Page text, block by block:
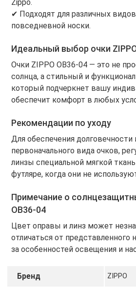
Zippo.
✔ Подходят для различных
повседневной носки.
Идеальный выбор очки
Очки ZIPPO OB36-04 — это не
солнца, а стильный и
который подчеркнет вашу
обеспечит комфорт в любых
Рекомендации по уходу
Для обеспечения долговечности
первоначального вида очков,
линзы специальной мягкой
футляре, когда они не
Примечание о
OB36-04
Цвет оправы и линз может
отличаться от представленного
за особенностей освещения и
Бренд ZIPPO